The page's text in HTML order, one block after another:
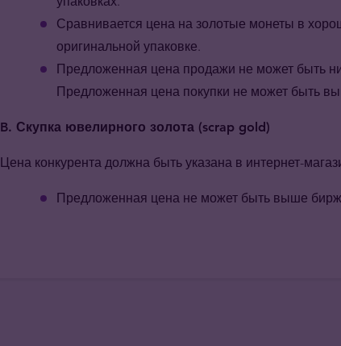
Сравнивается цена на золотые монеты в
оригинальной упаковке.
Предложенная цена продажи не может быть
Предложенная цена покупки не может быть
B. Скупка ювелирного золота (scrap gold)
Цена конкурента должна быть указана в интернет-
Предложенная цена не может быть выше